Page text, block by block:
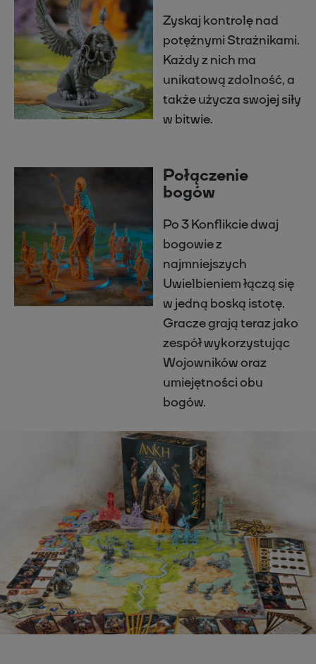
Zyskaj kontrolę nad
potężnymi Strażnikami.
Każdy z nich ma
unikatową zdolność, a
także użycza swojej siły
w bitwie.
Połączenie
bogów
Po 3 Konflikcie dwaj
bogowie z
najmniejszych
Uwielbieniem łączą się
w jedną boską istotę.
Gracze grają teraz jako
zespół wykorzystując
Wojowników oraz
umiejętności obu
bogów.